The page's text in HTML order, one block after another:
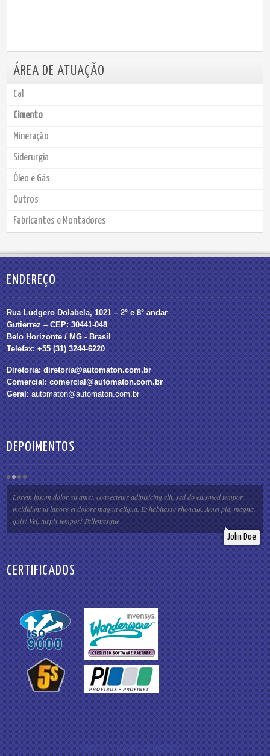
ÁREA DE ATUAÇÃO
Cal
Cimento
Mineração
Siderurgia
Óleo e Gás
Outros
Fabricantes e Montadores
ENDEREÇO
Rua Ludgero Dolabela, 1021 – 2° e 8° andar
Gutierrez – CEP: 30441-048
Belo Horizonte / MG - Brasil
Telefax: +55 (31) 3244-6220
Diretoria:diretoria@automaton.com.br
Comercial:comercial@automaton.com.br
Geral:automaton@automaton.com.br
DEPOIMENTOS
Lorem ipsum dolor sit amet, consectetur adipisicing elit, sed do eiusmod tempor
incididunt ut labore et dolore magna aliqua. Et habitasse rhoncus. Amet pid, magna,
quis! Vel, turpis tempor! Pellentesque
John Doe
CERTIFICADOS
WEB DESIGN ACESSOWEB DESIGN